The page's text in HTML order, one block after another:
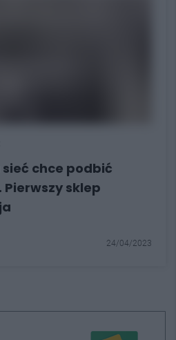
chce podbić
Pierwszy sklep
24/04/2023